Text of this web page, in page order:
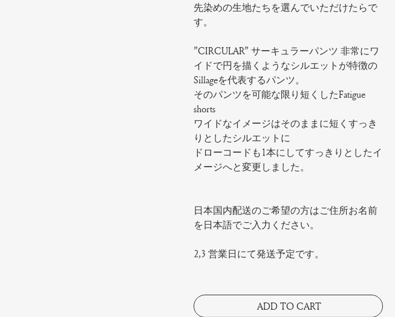
先染めの生地たちを選んでいただけたらで
す。
”CIRCULAR” サーキュラーパンツ 非常にワ
イドで円を描くようなシルエットが特徴の
Sillageを代表するパンツ。
そのパンツを可能な限り短くしたFatigue
shorts
ワイドなイメージはそのままに短くすっき
りとしたシルエットに
ドローコードも1本にしてすっきりとしたイ
メージへと変更しました。
日本国内配送のご希望の方はご住所お名前
を日本語でご入力ください。
2,3 営業日にて発送予定です。
ADD TO CART